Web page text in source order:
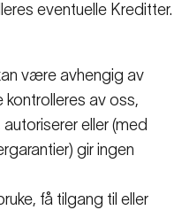
eventuelle Kreditter.
være avhengig av
kontrolleres av oss,
eller (med
gir ingen
få tilgang til eller